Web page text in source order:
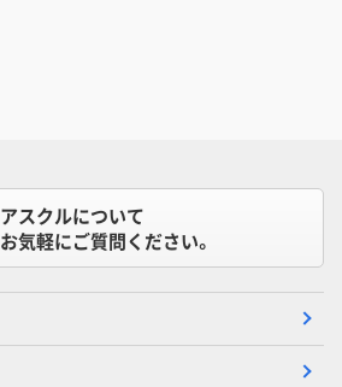
アスクルについて
お気軽にご質問ください。